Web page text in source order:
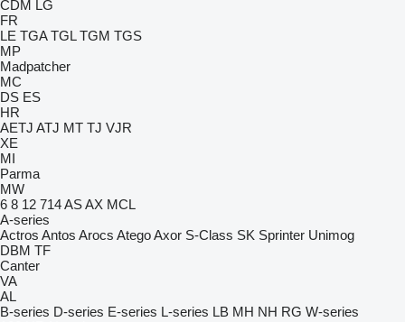
CDM LG
FR
LE TGA TGL TGM TGS
MP
Madpatcher
MC
DS ES
HR
AETJ ATJ MT TJ VJR
XE
MI
Parma
MW
6 8 12 714ASAX MCL
A-series
Actros Antos Arocs AtegoAxor S-Class SK Sprinter Unimog
DBM TF
Canter
VA
AL
B-series D-series E-series L-series LB MH NH RG W-series